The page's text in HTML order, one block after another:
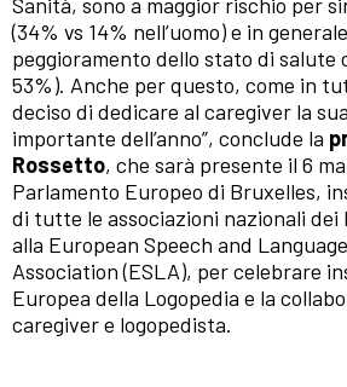
(34% vs 14% nell’uomo) e in
peggioramento dello stato di salute
53%). Anche per questo, come in
deciso di dedicare al caregiver la sua
importante dell’anno”, conclude la
Rossetto, che sarà presente il 6
Parlamento Europeo di Bruxelles,
di tutte le associazioni nazionali
alla European Speech and
Association (ESLA), per celebrare
Europea della Logopedia e la
caregiver e logopedista.